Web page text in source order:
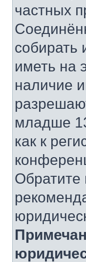
частных
иметь на
наличие
младше
как к
Обратите